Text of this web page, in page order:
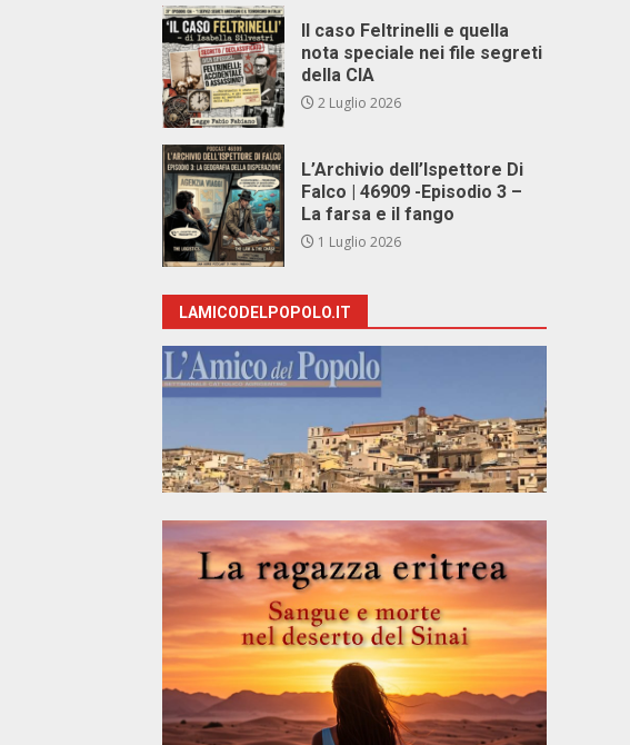
Il caso Feltrinelli e quella
nota speciale nei file segreti
della CIA
2 Luglio 2026
L’Archivio dell’Ispettore Di
Falco | 46909 -Episodio 3 –
La farsa e il fango
1 Luglio 2026
LAMICODELPOPOLO.IT